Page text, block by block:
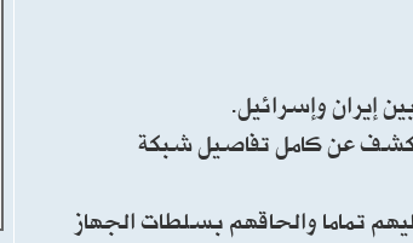
إيران وإسرائيل.
للكشف عن كامل تفاصيل شبكة
تماما والحاقهم بسلطات الجهاز